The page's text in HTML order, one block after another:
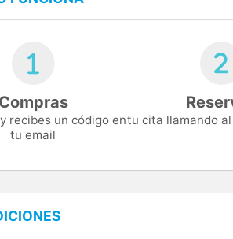
Compras
recibes un código en
tu email
tu cita llamando